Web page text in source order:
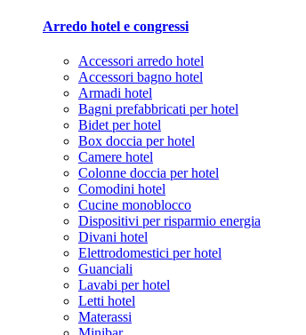
Arredo hotel e congressi
Accessori arredo hotel
Accessori bagno hotel
Armadi hotel
Bagni prefabbricati per hotel
Bidet per hotel
Box doccia per hotel
Camere hotel
Colonne doccia per hotel
Comodini hotel
Cucine monoblocco
Dispositivi per risparmio energia
Divani hotel
Elettrodomestici per hotel
Guanciali
Lavabi per hotel
Letti hotel
Materassi